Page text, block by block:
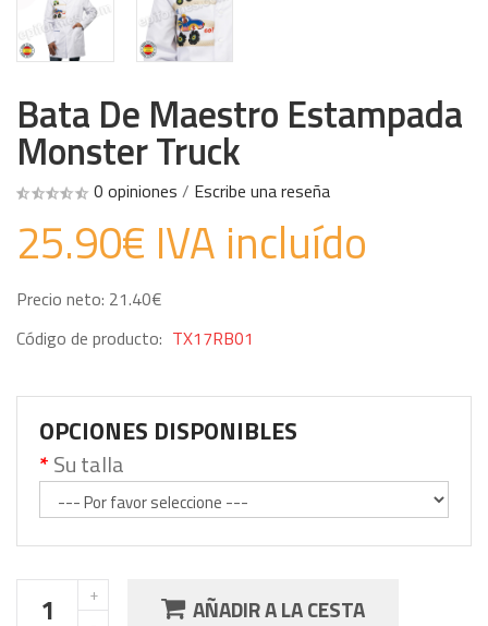
Bata De Maestro Estampada
Monster Truck
0 opiniones / Escribe una reseña
25.90€ IVA incluído
Precio neto: 21.40€
Código de producto: TX17RB01
OPCIONES DISPONIBLES
Su talla
AÑADIR A LA CESTA